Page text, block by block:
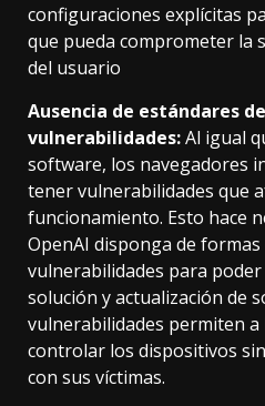
configuraciones explícitas
que pueda comprometer la
del usuario
Ausencia de estándares
vulnerabilidades:Al igual
software, los navegadores
tener vulnerabilidades que
funcionamiento. Esto hace
OpenAI disponga de
vulnerabilidades para
solución y actualización de
vulnerabilidades permiten
controlar los dispositivos
con sus víctimas.